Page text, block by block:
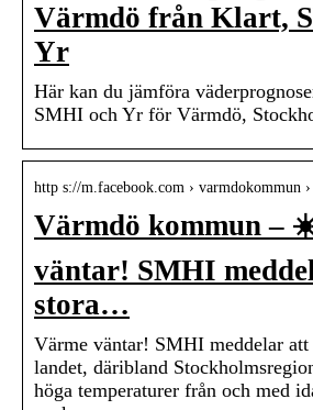
Värmdö från Klart,
Yr
Här kan du jämföra
SMHI och Yr för Värmdö,
http s://m.facebook.com › varmdokommun
Värmdö kommun –
väntar! SMHI
stora…
Värme väntar! SMHI meddelar att
landet, däribland
höga temperaturer från och med